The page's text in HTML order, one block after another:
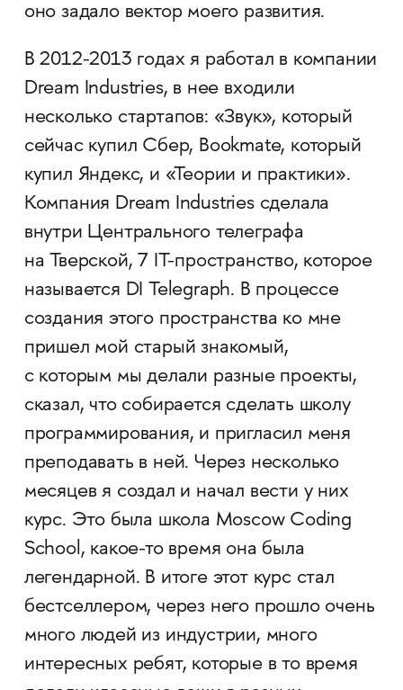
оно задало вектор моего развития.
В 2012-2013 годах я работал в компании
Dream Industries, в нее входили
несколько стартапов: «Звук», который
сейчас купил Сбер, Bookmate, который
купил Яндекс, и «Теории и практики».
Компания Dream Industries сделала
внутри Центрального телеграфа
на Тверской, 7 IT-пространство, которое
называется DI Telegraph. В процессе
создания этого пространства ко мне
пришел мой старый знакомый,
с которым мы делали разные проекты,
сказал, что собирается сделать школу
программирования, и пригласил меня
преподавать в ней. Через несколько
месяцев я создал и начал вести у них
курс. Это была школа Moscow Coding
School, какое-то время она была
легендарной. В итоге этот курс стал
бестселлером, через него прошло очень
много людей из индустрии, много
интересных ребят, которые в то время